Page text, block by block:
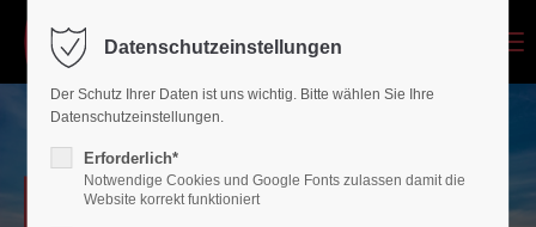
Login
Benutzername
NEWSARCHIV
Datenschutzeinstellungen
Der Schutz Ihrer Daten ist uns wichtig. Bitte wählen Sie Ihre
Datenschutzeinstellungen.
Erforderlich*
Notwendige Cookies und Google Fonts zulassen damit die
Website korrekt funktioniert